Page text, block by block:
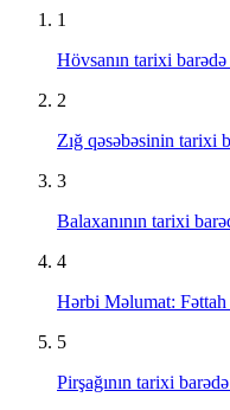
1
Hövsanın tarixi
2
Zığ qəsəbəsinin tarixi
3
Balaxanının tarixi
4
Hərbi Məlumat:
5
Pirşağının tarixi